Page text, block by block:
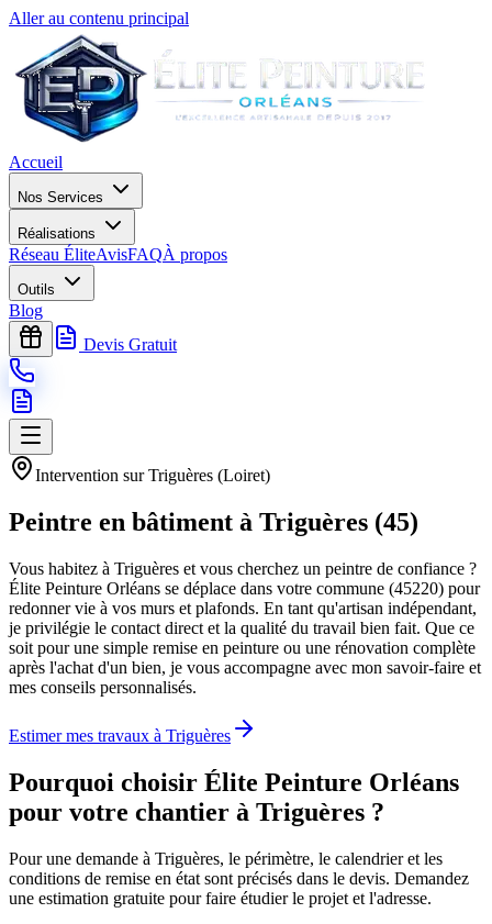
Aller au contenu principal
Accueil
Nos Services
Réalisations
Réseau ÉliteAvisFAQÀ propos
Outils
Blog
Devis Gratuit
Intervention surTriguères (Loiret)
Peintre en bâtiment à Triguères (45)
Vous habitez à Triguères et vous cherchez un peintre de confiance ?
Élite Peinture Orléans se déplace dans votre commune (45220) pour
redonner vie à vos murs et plafonds. En tant qu'artisan indépendant,
je privilégie le contact direct et la qualité du travail bien fait. Que ce
soit pour une simple remise en peinture ou une rénovation complète
après l'achat d'un bien, je vous accompagne avec mon savoir-faire et
mes conseils personnalisés.
Estimer mes travaux à Triguères
Pourquoi choisir Élite Peinture Orléans
pour votre chantier à Triguères ?
Pour une demande à Triguères, le périmètre, le calendrier et les
conditions de remise en état sont précisés dans le devis. Demandez
une estimation gratuite pour faire étudier le projet et l'adresse.